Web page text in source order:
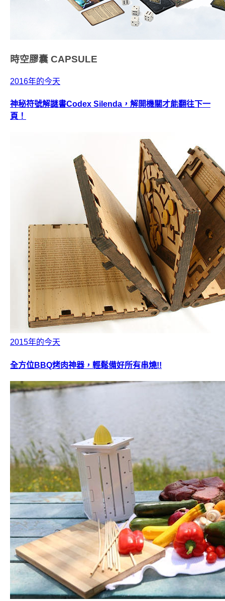
時空膠囊 CAPSULE
2016年的今天
神秘符號解謎書Codex Silenda，解開機關才能翻往下一
頁！
2015年的今天
全方位BBQ烤肉神器，輕鬆備好所有串燒!!